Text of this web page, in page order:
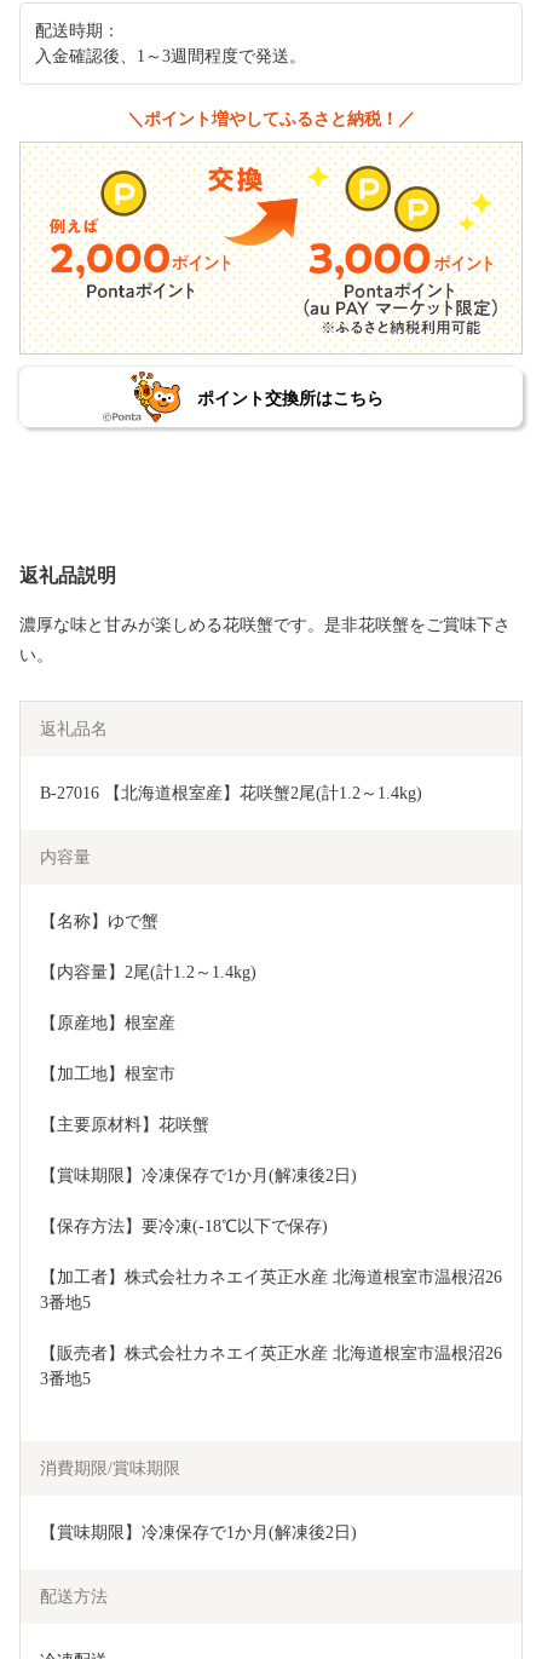
配送時期：
入金確認後、1～3週間程度で発送。
＼ポイント増やしてふるさと納税！／
ポイント交換所はこちら
返礼品説明
濃厚な味と甘みが楽しめる花咲蟹です。是非花咲蟹をご賞味下さ
い。
返礼品名
B-27016 【北海道根室産】花咲蟹2尾(計1.2～1.4kg)
内容量
【名称】ゆで蟹
【内容量】2尾(計1.2～1.4kg)
【原産地】根室産
【加工地】根室市
【主要原材料】花咲蟹
【賞味期限】冷凍保存で1か月(解凍後2日)
【保存方法】要冷凍(-18℃以下で保存)
【加工者】株式会社カネエイ英正水産 北海道根室市温根沼26
3番地5
【販売者】株式会社カネエイ英正水産 北海道根室市温根沼26
3番地5
消費期限/賞味期限
【賞味期限】冷凍保存で1か月(解凍後2日)
配送方法